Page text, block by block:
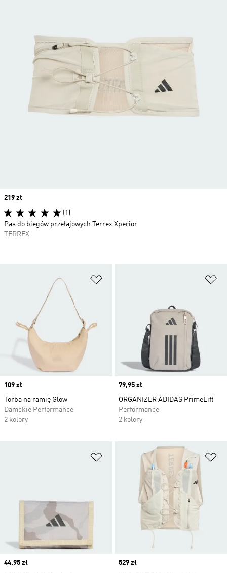
Price
109 zł
Torba na ramię Glow
Damskie Performance
2 kolory
Price
79,95 zł
ORGANIZER ADIDAS PrimeLift
Performance
2 kolory
Dodaj do listy życzeń
Price
44,95 zł
Price
529 zł
Price
219 zł
(1)
Pas do biegów przełajowych Terrex Xperior
TERREX